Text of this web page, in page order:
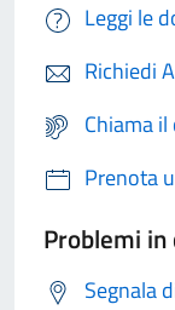
Leggi le
Richiedi
Chiama
Prenota
Problemi
Segnala